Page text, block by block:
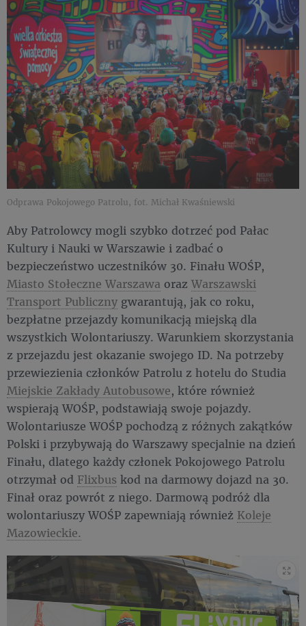
Odprawa Pokojowego Patrolu, fot. Michał Kwaśniewski
Aby Patrolowcy mogli szybko dotrzeć pod Pałac
Kultury i Nauki w Warszawie i zadbać o
bezpieczeństwo uczestników 30. Finału WOŚP,
Miasto Stołeczne Warszawa oraz Warszawski
Transport Publiczny gwarantują, jak co roku,
bezpłatne przejazdy komunikacją miejską dla
wszystkich Wolontariuszy. Warunkiem skorzystania
z przejazdu jest okazanie swojego ID. Na potrzeby
przewiezienia członków Patrolu z hotelu do Studia
Miejskie Zakłady Autobusowe, które również
wspierają WOŚP, podstawiają swoje pojazdy.
Wolontariusze WOŚP pochodzą z różnych zakątków
Polski i przybywają do Warszawy specjalnie na dzień
Finału, dlatego każdy członek Pokojowego Patrolu
otrzymał od Flixbus kod na darmowy dojazd na 30.
Finał oraz powrót z niego. Darmową podróż dla
wolontariuszy WOŚP zapewniają również Koleje
Mazowieckie.